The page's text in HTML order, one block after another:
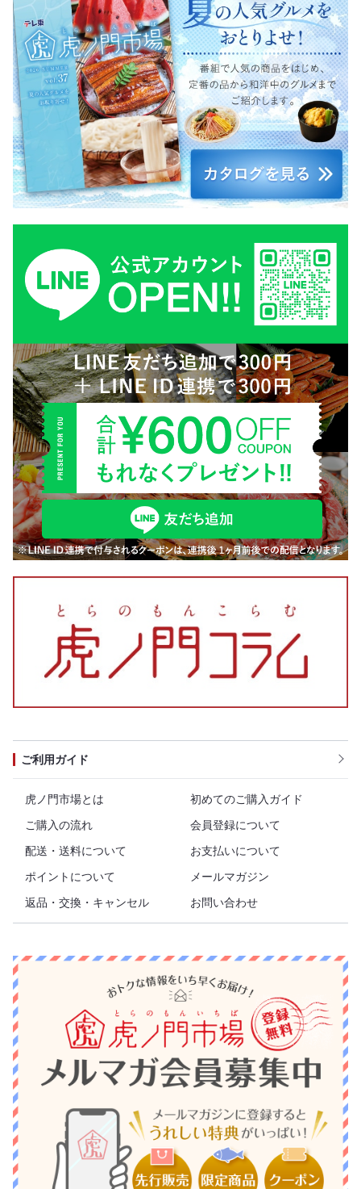
ご利用ガイド
虎ノ門市場とは
初めてのご購入ガイド
ご購入の流れ
会員登録について
配送・送料について
お支払いについて
ポイントについて
メールマガジン
返品・交換・キャンセル
お問い合わせ